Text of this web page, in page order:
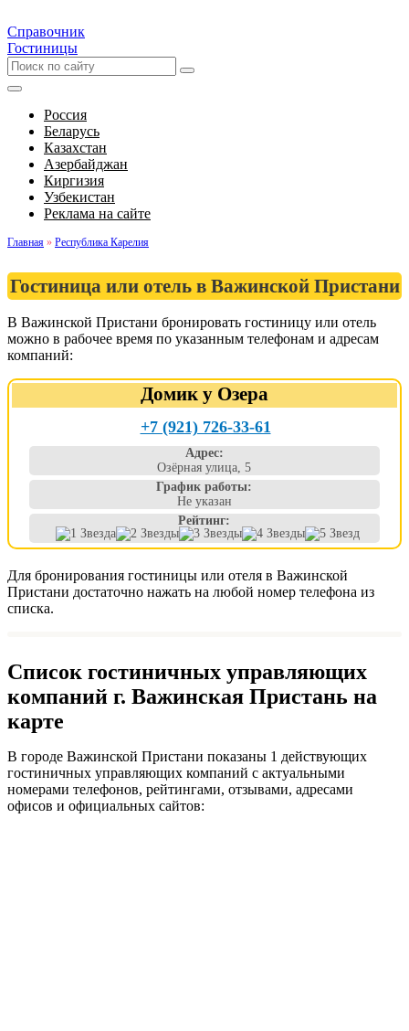
Справочник
Гостиницы
Россия
Беларусь
Казахстан
Азербайджан
Киргизия
Узбекистан
Реклама на сайте
Главная » Республика Карелия
Гостиница или отель в Важинской Пристани
В Важинской Пристани бронировать гостиницу или отель
можно в рабочее время по указанным телефонам и адресам
компаний:
Домик у Озера
+7 (921) 726-33-61
Адрес:
Озёрная улица, 5
График работы:
Не указан
Рейтинг:
Для бронирования гостиницы или отеля в Важинской
Пристани достаточно нажать на любой номер телефона из
списка.
Список гостиничных управляющих
компаний г. Важинская Пристань на
карте
В городе Важинской Пристани показаны 1 действующих
гостиничных управляющих компаний с актуальными
номерами телефонов, рейтингами, отзывами, адресами
офисов и официальных сайтов: